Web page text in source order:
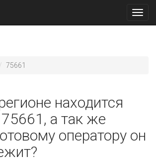
75661
находится
а так же
оператору он